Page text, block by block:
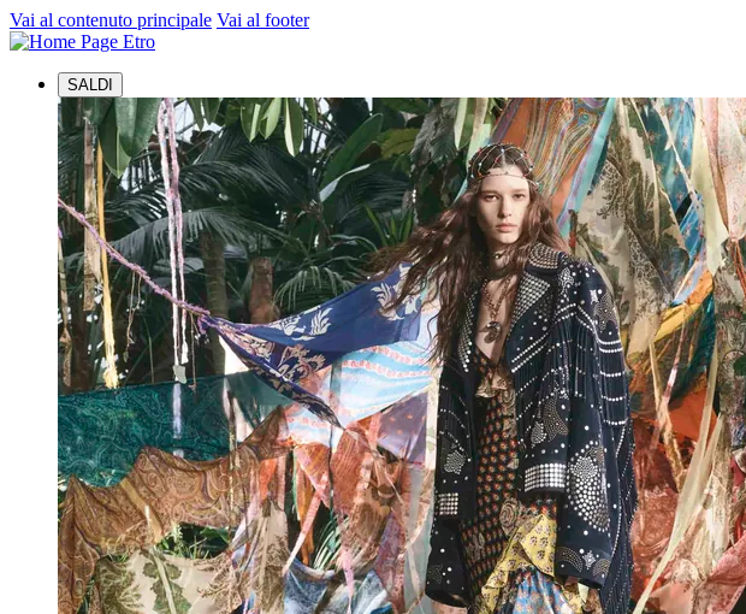
Vai al contenuto principale Vai al footer
SALDI